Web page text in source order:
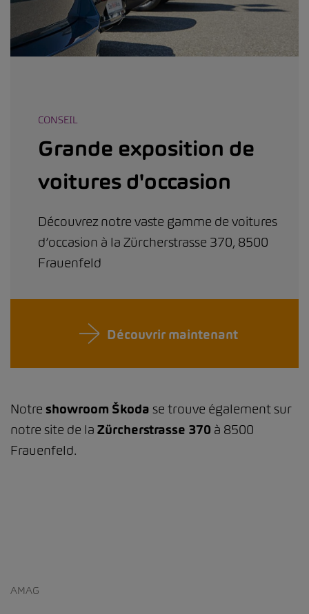
CONSEIL
Grande exposition de
voitures d'occasion
Découvrez notre vaste gamme de voitures
d’occasion à la Zürcherstrasse 370, 8500
Frauenfeld
Découvrir maintenant
Notre showroom Škoda se trouve également sur
notre site de la Zürcherstrasse 370 à 8500
Frauenfeld.
AMAG